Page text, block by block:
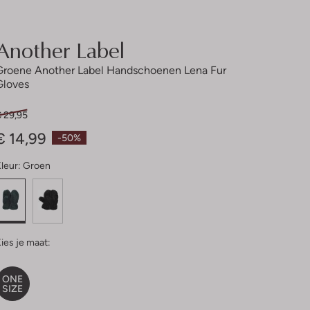
Label
Another Label Handschoenen Lena Fur
-50%
29,95
14,99
Groen
je maat:
ONE
SIZE